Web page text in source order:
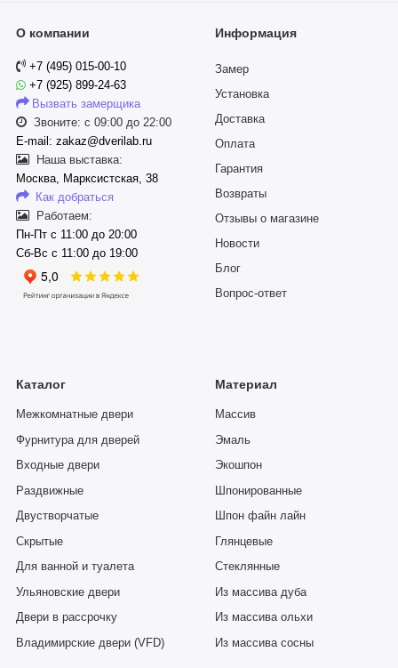
О компании
+7 (495) 015-00-10
+7 (925) 899-24-63
Вызвать замерщика
Звоните: с 09:00 до 22:00
E-mail: zakaz@dverilab.ru
Наша выставка:
Москва, Марксистская, 38
Как добраться
Работаем:
Пн-Пт с 11:00 до 20:00
Сб-Вс с 11:00 до 19:00
Информация
Замер
Установка
Доставка
Оплата
Гарантия
Возвраты
Отзывы о магазине
Новости
Блог
Вопрос-ответ
Каталог
Межкомнатные двери
Фурнитура для дверей
Входные двери
Раздвижные
Двустворчатые
Скрытые
Для ванной и туалета
Ульяновские двери
Двери в рассрочку
Владимирские двери (VFD)
Материал
Массив
Эмаль
Экошпон
Шпонированные
Шпон файн лайн
Глянцевые
Стеклянные
Из массива дуба
Из массива ольхи
Из массива сосны